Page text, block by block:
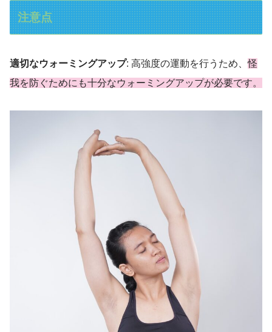
注意点
適切なウォーミングアップ: 高強度の運動を行うため、怪
我を防ぐためにも十分なウォーミングアップが必要です。